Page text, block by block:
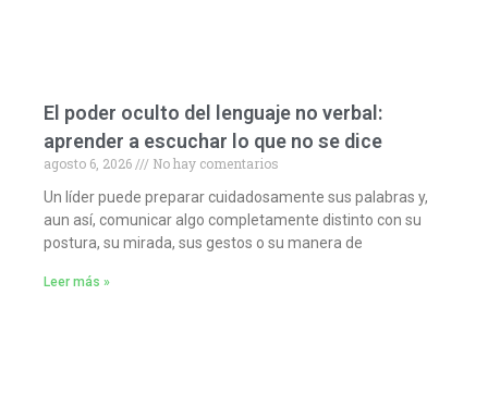
El poder oculto del lenguaje no verbal:
aprender a escuchar lo que no se dice
agosto 6, 2026
No hay comentarios
Un líder puede preparar cuidadosamente sus palabras y,
aun así, comunicar algo completamente distinto con su
postura, su mirada, sus gestos o su manera de
Leer más »